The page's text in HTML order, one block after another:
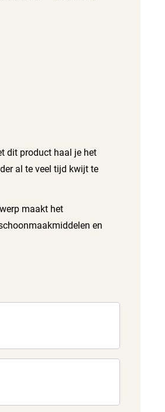
dit product haal je het
al te veel tijd kwijt te
maakt het
en